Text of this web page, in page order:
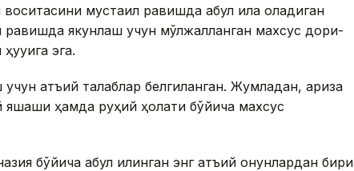
мустақил равишда қабул қила оладиган
якунлаш учун мўлжалланган махсус дори-
эга.
қатъий талаблар белгиланган. Жумладан, ариза
ҳамда руҳий ҳолати бўйича махсус
бўйича қабул қилинган энг қатъий қонунлардан бири